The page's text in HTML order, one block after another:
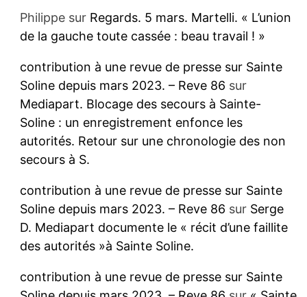
Philippesur Regards. 5 mars. Martelli. « L’union
de la gauche toute cassée : beau travail ! »
contribution à une revue de presse sur Sainte
Soline depuis mars 2023. – Reve 86 sur
Mediapart. Blocage des secours à Sainte-
Soline : un enregistrement enfonce les
autorités. Retour sur une chronologie des non
secours à S.
contribution à une revue de presse sur Sainte
Soline depuis mars 2023. – Reve 86 sur Serge
D. Mediapart documente le « récit d’une faillite
des autorités »à Sainte Soline.
contribution à une revue de presse sur Sainte